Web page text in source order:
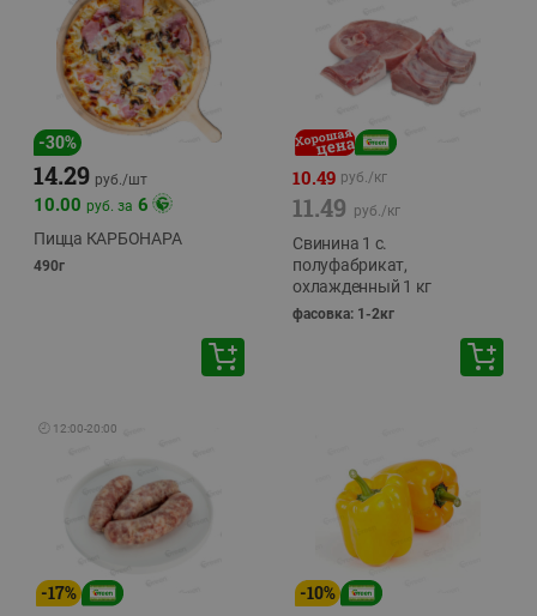
-30%
14.29 руб./шт
10.00 руб. за 6
Пицца КАРБОНАРА
490г
10.49 руб./кг
11.49 руб./кг
Свинина 1 с.
полуфабрикат,
охлажденный 1 кг
фасовка: 1-2кг
🕘 12:00-20:00
-17% -10%